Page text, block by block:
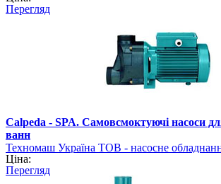
Перегляд
Calpeda - SPA. Самовсмоктуючі насоси
ванн
Техномаш Україна ТОВ - насосне
Ціна:
Перегляд